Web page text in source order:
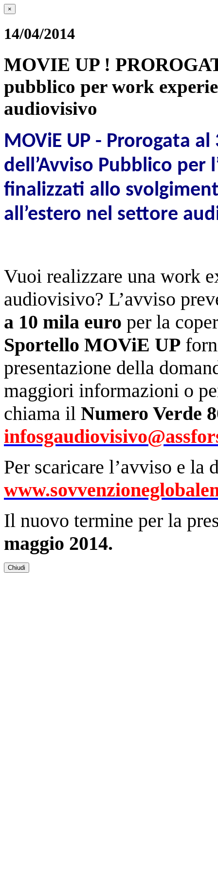
×
14/04/2014
MOVIE UP !
pubblico per work
audiovisivo
MOViE UP - Prorogata
dell’Avviso Pubblico per
finalizzati allo
all’estero nel settore
Vuoi realizzare una work
audiovisivo? L’avviso
a 10 mila euro per la
Sportello MOViE UP
presentazione della
maggiori informazioni o
chiama il Numero Verde
Per scaricare l’avviso e la
Il nuovo termine per la
maggio 2014.
Chiudi